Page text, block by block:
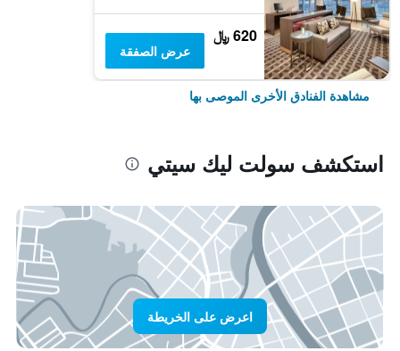
620 ﷼
عرض الصفقة
مشاهدة الفنادق الأخرى الموصى بها
استكشف سولت ليك سيتي
اعرض على الخريطة